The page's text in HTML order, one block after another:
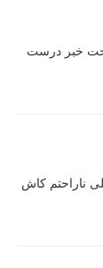
خبر درست
ناراحتم کاش